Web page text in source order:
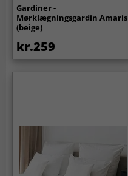
Gardiner -
Mørklægningsgardin Amaris
(beige)
kr.259